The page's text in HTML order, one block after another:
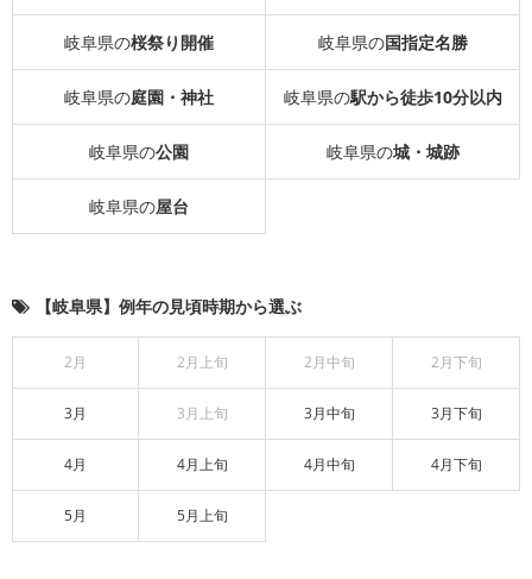
岐阜県の桜祭り開催 岐阜県の国指定名勝
岐阜県の庭園・神社 岐阜県の駅から徒歩10分以内
岐阜県の公園 岐阜県の城・城跡
岐阜県の屋台
【岐阜県】例年の見頃時期から選ぶ
2月 2月上旬 2月中旬 2月下旬
3月 3月上旬 3月中旬 3月下旬
4月 4月上旬 4月中旬 4月下旬
5月 5月上旬